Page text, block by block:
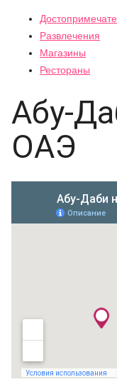
Развлечения
Магазины
Рестораны
Абу-
ОАЭ